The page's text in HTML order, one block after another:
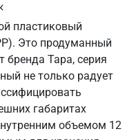
пластиковый
Это продуманный
Тара, серия
не только радует
габаритах
объемом 12